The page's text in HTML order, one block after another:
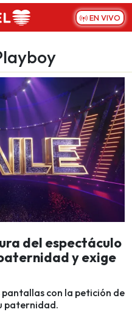
EN VIVO
del espectáculo
y exige
con la petición de
paternidad.